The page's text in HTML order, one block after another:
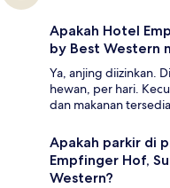
Apakah Hotel
by Best Western
Ya, anjing diizinkan.
hewan, per hari.
dan makanan
Apakah parkir di
Empfinger Hof,
Western?